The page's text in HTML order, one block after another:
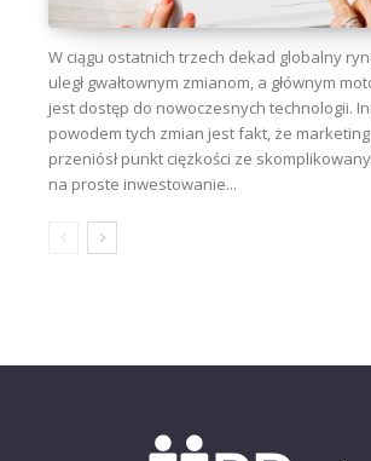
W ciągu ostatnich trzech dekad globalny
uległ gwałtownym zmianom, a głównym
jest dostęp do nowoczesnych technologii.
powodem tych zmian jest fakt, że
przeniósł punkt ciężkości ze
na proste inwestowanie...